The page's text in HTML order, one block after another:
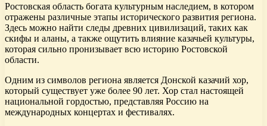
Ростовская область богата культурным наследием, в котором
отражены различные этапы исторического развития региона.
Здесь можно найти следы древних цивилизаций, таких как
скифы и аланы, а также ощутить влияние казачьей культуры,
которая сильно пронизывает всю историю Ростовской
области.
Одним из символов региона является Донской казачий хор,
который существует уже более 90 лет. Хор стал настоящей
национальной гордостью, представляя Россию на
международных концертах и фестивалях.